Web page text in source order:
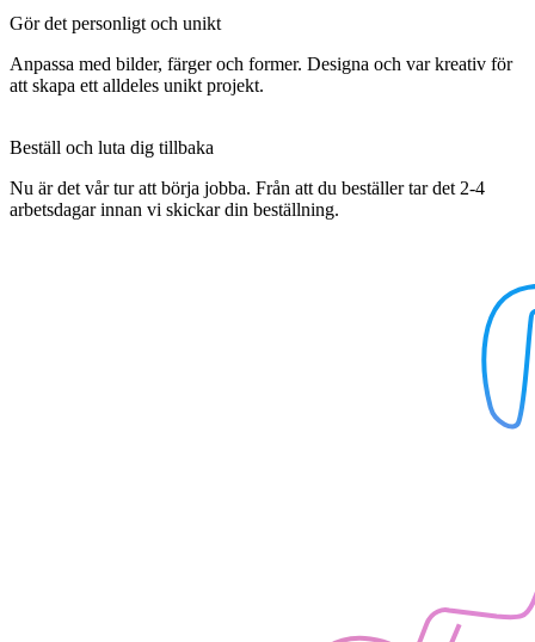
Gör det personligt och unikt
Anpassa med bilder, färger och former. Designa och var kreativ för
att skapa ett alldeles unikt projekt.
Beställ och luta dig tillbaka
Nu är det vår tur att börja jobba. Från att du beställer tar det 2-4
arbetsdagar innan vi skickar din beställning.